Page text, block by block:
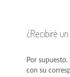
¿Recibiré
Por supuesto.
con su